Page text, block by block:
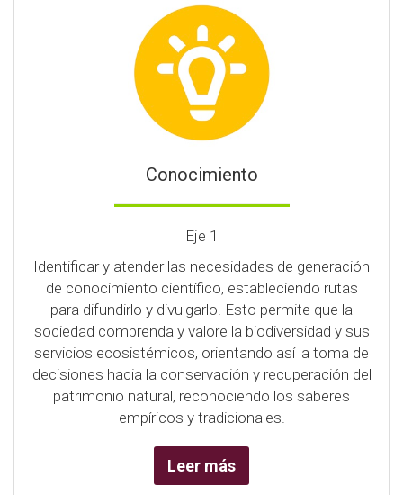
Conocimiento
Eje 1
Identificar y atender las necesidades de generación
de conocimiento científico, estableciendo rutas
para difundirlo y divulgarlo. Esto permite que la
sociedad comprenda y valore la biodiversidad y sus
servicios ecosistémicos, orientando así la toma de
decisiones hacia la conservación y recuperación del
patrimonio natural, reconociendo los saberes
empíricos y tradicionales.
Leer más